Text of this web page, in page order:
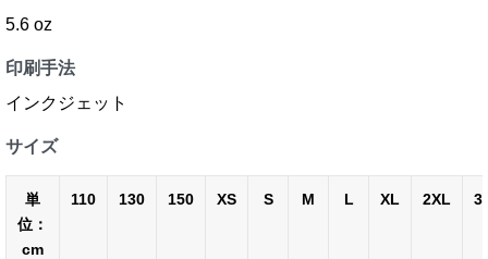
5.6 oz
印刷手法
インクジェット
サイズ
単
位：
cm
110 130 150 XS S M L XL 2XL